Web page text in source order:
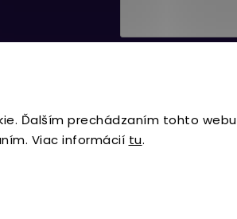
Ďalším prechádzaním tohto webu
Viac informácií tu.
nových